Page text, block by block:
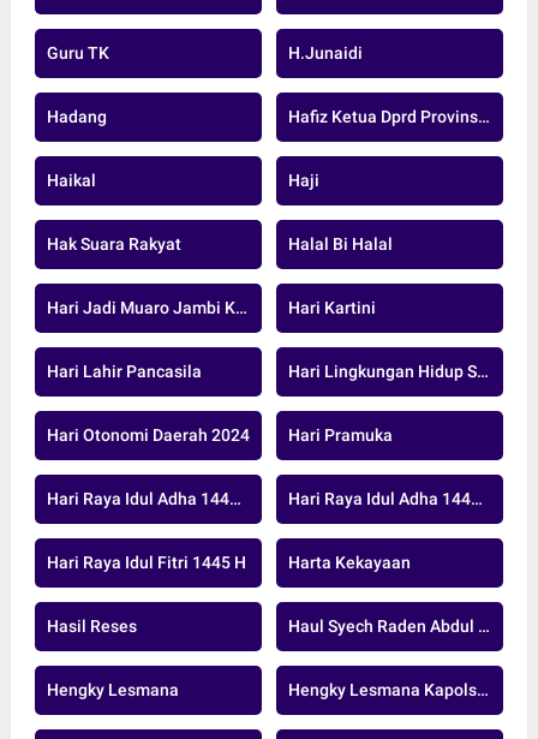
Guru TK H.junaidi
Hadang Hafiz Ketua Dprd Provinsi Jambi
Haikal Haji
Hak Suara Rakyat Halal Bi Halal
Hari Jadi Muaro Jambi Ke-26 Hari Kartini
Hari Lahir Pancasila Hari Lingkungan Hidup Sedunia
Hari Otonomi Daerah 2024 Hari Pramuka
Hari Raya Idul Adha 1446 H Hari Raya Idul Adha 1447 H
Hari Raya Idul Fitri 1445 H Harta Kekayaan
Hasil Reses Haul Syech Raden Abdul Syafi
Hengky Lesmana Hengky Lesmana Kapolsek